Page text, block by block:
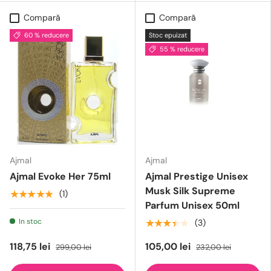
Compară
60 % reducere
Ajmal
Ajmal Evoke Her 75ml
★★★★★ (1)
In stoc
118,75 lei 299,00 lei
Compară
Stoc epuizat
55 % reducere
Ajmal
Ajmal Prestige Unisex
Musk Silk Supreme
Parfum Unisex 50ml
★★★★★ (3)
105,00 lei 232,00 lei